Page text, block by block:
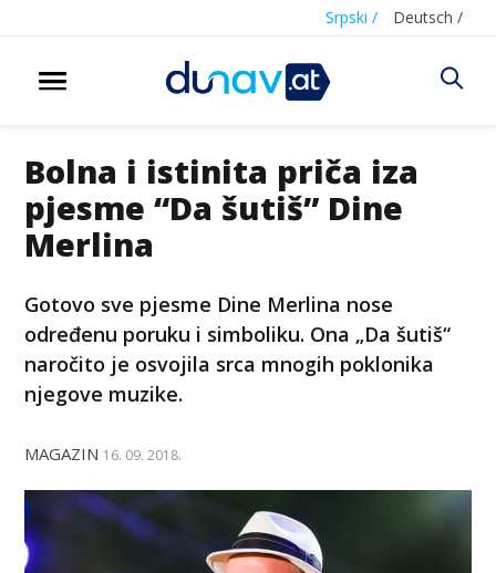
Srpski / Deutsch /
Bolna i istinita priča iza
pjesme “Da šutiš” Dine
Merlina
Gotovo sve pjesme Dine Merlina nose
određenu poruku i simboliku. Ona „Da šutiš“
naročito je osvojila srca mnogih poklonika
njegove muzike.
MAGAZIN 16. 09. 2018.